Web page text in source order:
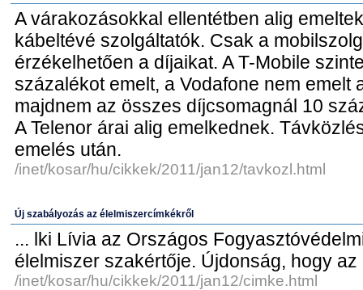
A várakozásokkal ellentétben alig
kábeltévé szolgáltatók. Csak a
érzékelhetően a díjaikat. A T-Mobile
százalékot emelt, a Vodafone nem emelt
majdnem az összes díjcsomagnál 10
A Telenor árai alig emelkednek.
emelés után.
/inet/kosar/hu/cikkek/2011/jan12/tavkozl.html
Új szabályozás az élelmiszercímkékről
... lki Lívia az Országos
élelmiszer szakértője. Újdonság, hogy az
/inet/kosar/hu/cikkek/2011/jan12/cimke.html